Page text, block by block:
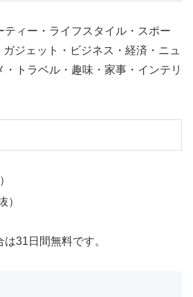
ティー・ライフスタイル・スポー
ジェット・ビジネス・経済・ニュ
トラベル・趣味・家事・インテリ
）
31日間無料です。